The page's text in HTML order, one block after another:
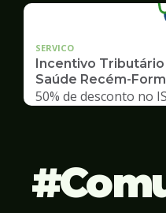
SERVICO
Incentivo
Saúde Recém-
50% de desconto no